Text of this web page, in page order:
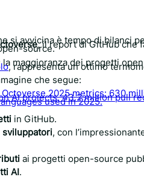
si avvicina è tempo di bilanci
, il report di GitHub che
source.
maggioranza dei progetti
, rappresenta un ottimo
che segue:
in GitHub.
sviluppatori, con
ai progetti open-source
AI.